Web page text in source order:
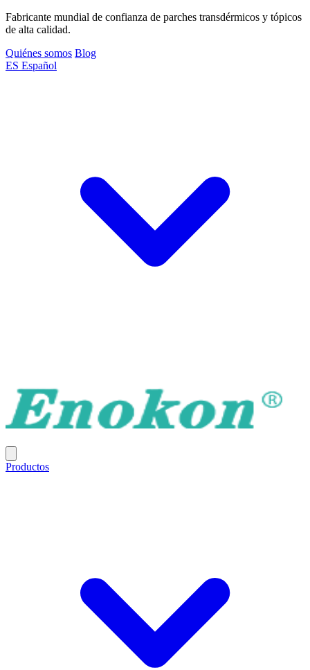
Fabricante mundial de confianza de parches transdérmicos y tópicos
de alta calidad.
Quiénes somos Blog
ES Español
Productos